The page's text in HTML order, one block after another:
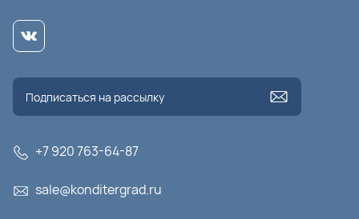
+7 920 763-64-87
sale@konditergrad.ru